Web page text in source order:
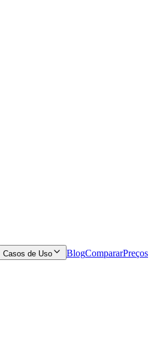
Casos de Uso BlogCompararPreços